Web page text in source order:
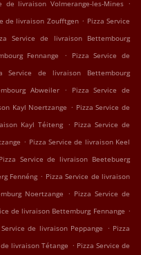
de livraison Volmerange-les-Mines
de livraison Zoufftgen . Pizza Service
Service de livraison Bettembourg
Fennange .
Pizza Service de
Service de livraison Bettembourg
Abweiler .
Pizza Service de
Kayl Noertzange . Pizza Service de
Kayl Téiteng . Pizza Service de
. Pizza Service de livraison Keel
Pizza Service de livraison Beetebuerg
Fennéng . Pizza Service de livraison
Noertzange . Pizza Service de
de livraison Bettemburg Fennange .
de livraison Peppange . Pizza
de livraison Tétange . Pizza Service de